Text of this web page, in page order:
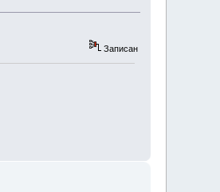
Записан